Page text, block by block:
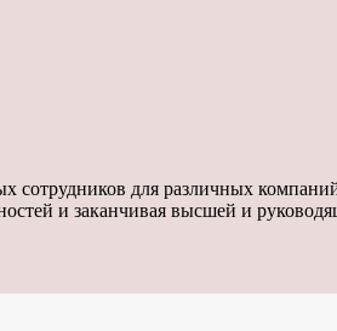
для различных
и заканчивая высшей и